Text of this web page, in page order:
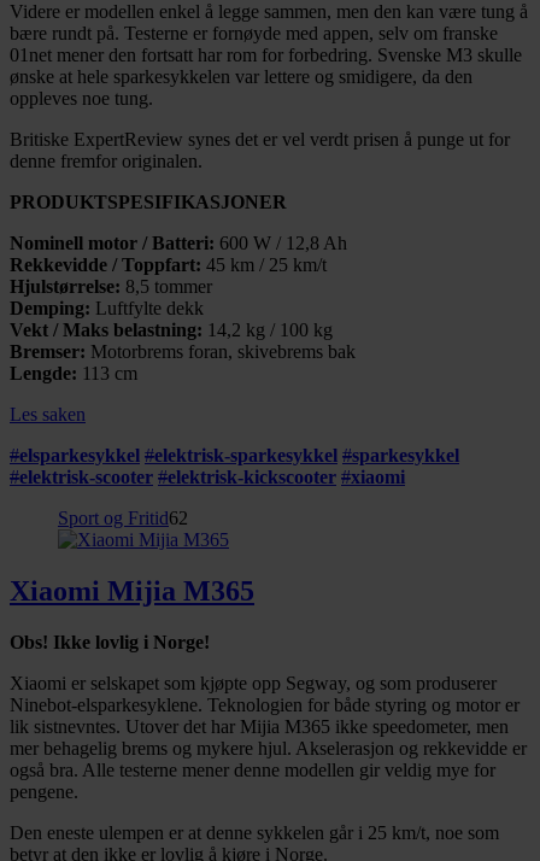
Videre er modellen enkel å legge sammen, men den kan være tung å
bære rundt på. Testerne er fornøyde med appen, selv om franske
01net mener den fortsatt har rom for forbedring. Svenske M3 skulle
ønske at hele sparkesykkelen var lettere og smidigere, da den
oppleves noe tung.
Britiske ExpertReview synes det er vel verdt prisen å punge ut for
denne fremfor originalen.
PRODUKTSPESIFIKASJONER
Nominell motor / Batteri: 600 W / 12,8 Ah
Rekkevidde / Toppfart: 45 km / 25 km/t
Hjulstørrelse: 8,5 tommer
Demping: Luftfylte dekk
Vekt / Maks belastning: 14,2 kg / 100 kg
Bremser: Motorbrems foran, skivebrems bak
Lengde: 113 cm
Les saken
#elsparkesykkel #elektrisk-sparkesykkel #sparkesykkel
#elektrisk-scooter #elektrisk-kickscooter #xiaomi
Sport og Fritid62
Xiaomi Mijia M365
Obs! Ikke lovlig i Norge!
Xiaomi er selskapet som kjøpte opp Segway, og som produserer
Ninebot-elsparkesyklene. Teknologien for både styring og motor er
lik sistnevntes. Utover det har Mijia M365 ikke speedometer, men
mer behagelig brems og mykere hjul. Akselerasjon og rekkevidde er
også bra. Alle testerne mener denne modellen gir veldig mye for
pengene.
Den eneste ulempen er at denne sykkelen går i 25 km/t, noe som
betyr at den ikke er lovlig å kjøre i Norge.